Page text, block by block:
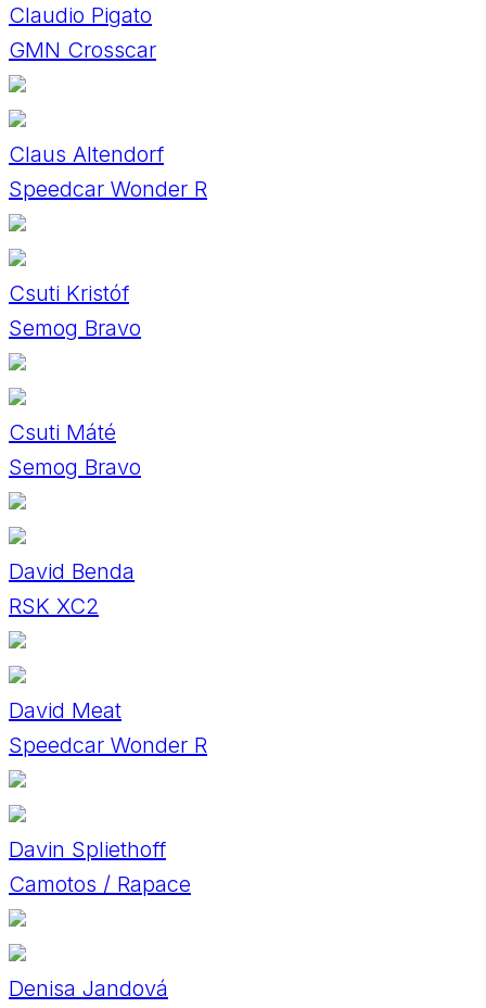
Claudio Pigato
GMN Crosscar
Claus Altendorf
Speedcar Wonder R
Csuti Kristóf
Semog Bravo
Csuti Máté
Semog Bravo
David Benda
RSK XC2
David Meat
Speedcar Wonder R
Davin Spliethoff
Camotos / Rapace
Denisa Jandová